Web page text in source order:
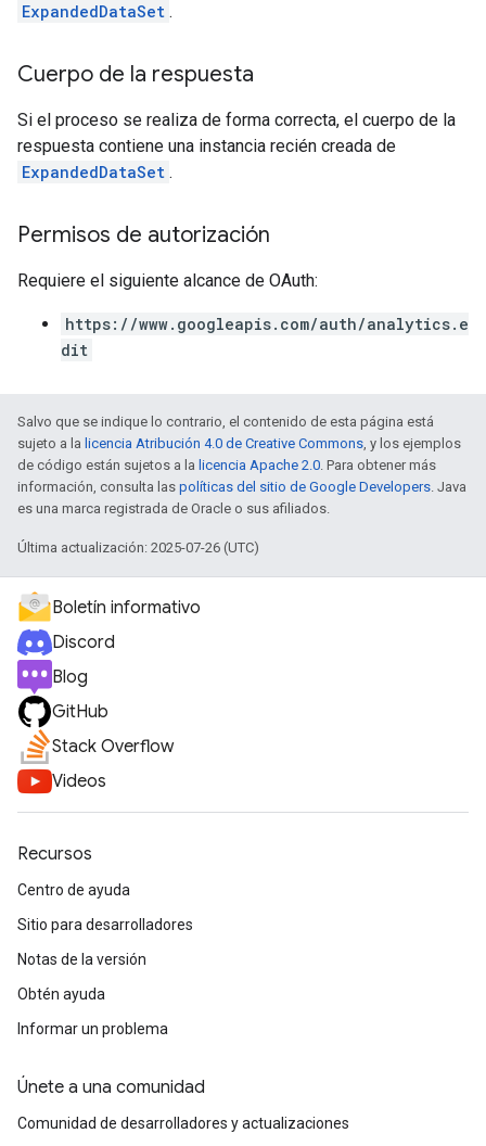
ExpandedDataSet .
Cuerpo de la respuesta
Si el proceso se realiza de forma correcta, el cuerpo de la
respuesta contiene una instancia recién creada de
ExpandedDataSet .
Permisos de autorización
Requiere el siguiente alcance de OAuth:
https://www.googleapis.com/auth/analytics.e
dit
Salvo que se indique lo contrario, el contenido de esta página está
sujeto a la licencia Atribución 4.0 de Creative Commons, y los ejemplos
de código están sujetos a la licencia Apache 2.0. Para obtener más
información, consulta las políticas del sitio de Google Developers. Java
es una marca registrada de Oracle o sus afiliados.
Última actualización: 2025-07-26 (UTC)
Boletín informativo
Discord
Blog
GitHub
Stack Overflow
Videos
Recursos
Centro de ayuda
Sitio para desarrolladores
Notas de la versión
Obtén ayuda
Informar un problema
Únete a una comunidad
Comunidad de desarrolladores y actualizaciones